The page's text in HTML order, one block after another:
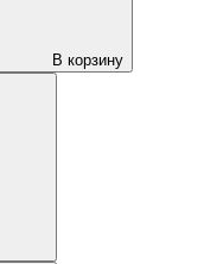
В корзину